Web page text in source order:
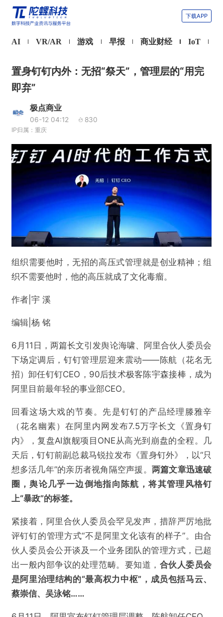
下载APP
AI VR/AR 游戏 早报 商业财经 IoT
置身钉钉内外：无招“祭天”，管理层的“用完
即弃”
极点商业
06-12 04:12 830
IP归属：重庆
组织需要他时，无招的高压式管理就是创业精神；组
织不需要他时，他的高压就成了文化毒瘤。
作者|宇 溪
编辑|杨 铭
6月11日，两篇长文引发舆论海啸、阿里合伙人委员会
下场定调后，钉钉管理层迎来震动——陈航（花名无
招）卸任钉钉CEO，90后技术极客陈宇森接棒，成为
阿里目前最年轻的事业部CEO。
回看这场大戏的节奏。先是钉钉的产品经理滕雅辛
（花名幽素）在阿里内网发布7.5万字长文《置身钉
内》，复盘AI旗舰项目ONE从高光到崩盘的全程。几
天后，钉钉前副总裁马锐拉发布《置身钉外》，以“只
想多活几年”的亲历者视角隔空声援。 两篇文章迅速破
圈，舆论几乎一边倒地指向陈航，将其管理风格钉
上“暴政”的标签。
紧接着，阿里合伙人委员会罕见发声，措辞严厉地批
评钉钉的管理方式“不是阿里文化该有的样子”。由合
伙人委员会公开谈及一个业务团队的管理方式，已超
出一般内部争议的处理范畴。要知道， 合伙人委员会
是阿里治理结构的“最高权力中枢”，成员包括马云、
蔡崇信、吴泳铭……